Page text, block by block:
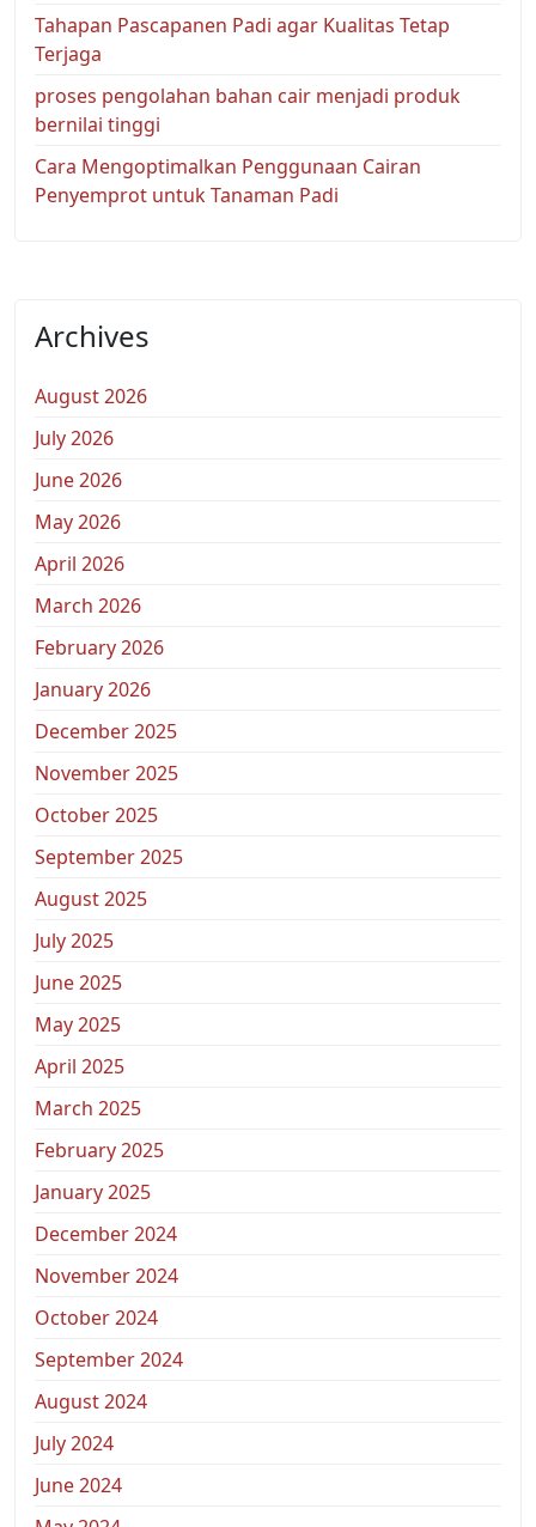
Tahapan Pascapanen Padi agar Kualitas Tetap
Terjaga
proses pengolahan bahan cair menjadi produk
bernilai tinggi
Cara Mengoptimalkan Penggunaan Cairan
Penyemprot untuk Tanaman Padi
Archives
August 2026
July 2026
June 2026
May 2026
April 2026
March 2026
February 2026
January 2026
December 2025
November 2025
October 2025
September 2025
August 2025
July 2025
June 2025
May 2025
April 2025
March 2025
February 2025
January 2025
December 2024
November 2024
October 2024
September 2024
August 2024
July 2024
June 2024